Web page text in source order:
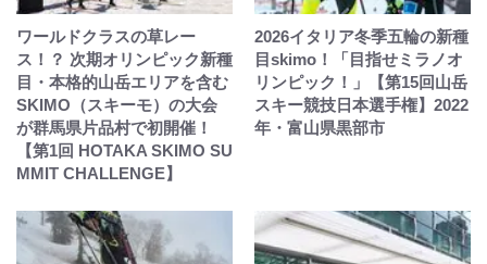
ワールドクラスの草レー
ス！？ 次期オリンピック新種
目・本格的山岳エリアを含む
SKIMO（スキーモ）の大会
が群馬県片品村で初開催！
【第1回 HOTAKA SKIMO SU
MMIT CHALLENGE】
2026イタリア冬季五輪の新種
目skimo！「目指せミラノオ
リンピック！」【第15回山岳
スキー競技日本選手権】2022
年・富山県黒部市